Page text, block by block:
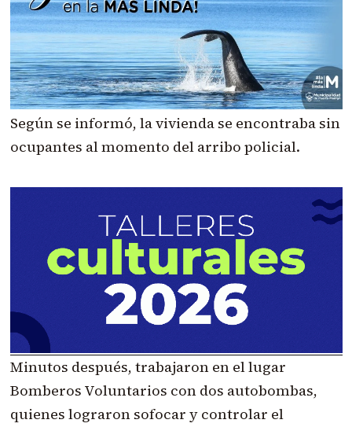
Según se informó, la vivienda se encontraba sin
ocupantes al momento del arribo policial.
Minutos después, trabajaron en el lugar
Bomberos Voluntarios con dos autobombas,
quienes lograron sofocar y controlar el